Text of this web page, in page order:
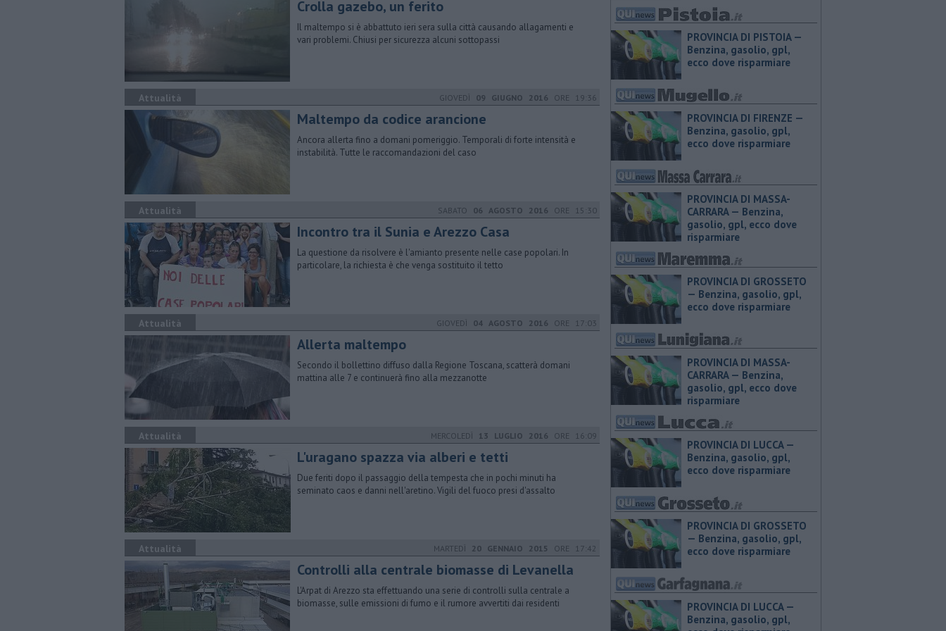
Crolla gazebo, un ferito
Il maltempo si è abbattuto ieri sera sulla città causando allagamenti e
vari problemi. Chiusi per sicurezza alcuni sottopassi
Attualità GIOVEDÌ 09 GIUGNO 2016 ORE 19:36
Maltempo da codice arancione
Ancora allerta fino a domani pomeriggio. Temporali di forte intensità e
instabilità. Tutte le raccomandazioni del caso
Attualità SABATO 06 AGOSTO 2016 ORE 15:30
Incontro tra il Sunia e Arezzo Casa
La questione da risolvere è l'amianto presente nelle case popolari. In
particolare, la richiesta è che venga sostituito il tetto
Attualità GIOVEDÌ 04 AGOSTO 2016 ORE 17:03
Allerta maltempo
Secondo il bollettino diffuso dalla Regione Toscana, scatterà domani
mattina alle 7 e continuerà fino alla mezzanotte
Attualità MERCOLEDÌ 13 LUGLIO 2016 ORE 16:09
L'uragano spazza via alberi e tetti
Due feriti dopo il passaggio della tempesta che in pochi minuti ha
seminato caos e danni nell'aretino. Vigili del fuoco presi d'assalto
Attualità MARTEDÌ 20 GENNAIO 2015 ORE 17:42
Controlli alla centrale biomasse di Levanella
​L'Arpat di Arezzo sta effettuando una serie di controlli sulla centrale a
biomasse, sulle emissioni di fumo e il rumore avvertiti dai residenti
PROVINCIA DI PISTOIA — ​
Benzina, gasolio, gpl,
ecco dove risparmiare
PROVINCIA DI FIRENZE — ​
Benzina, gasolio, gpl,
ecco dove risparmiare
PROVINCIA DI MASSA-
CARRARA — ​Benzina,
gasolio, gpl, ecco dove
risparmiare
PROVINCIA DI GROSSETO
— ​Benzina, gasolio, gpl,
ecco dove risparmiare
PROVINCIA DI MASSA-
CARRARA — ​Benzina,
gasolio, gpl, ecco dove
risparmiare
PROVINCIA DI LUCCA — ​
Benzina, gasolio, gpl,
ecco dove risparmiare
PROVINCIA DI GROSSETO
— ​Benzina, gasolio, gpl,
ecco dove risparmiare
PROVINCIA DI LUCCA — ​
Benzina, gasolio, gpl,